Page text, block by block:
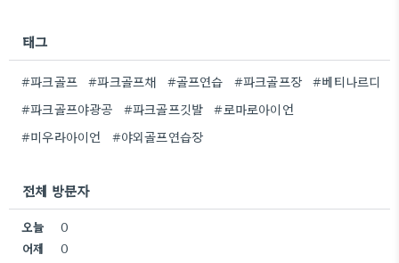
태그
#파크골프 #파크골프채 #골프연습 #파크골프장
#베티나르디
#파크골프야광공
#파크골프깃발
#로마로아이언
#미우라아이언
#야외골프연습장
전체 방문자
오늘
0
어제
0